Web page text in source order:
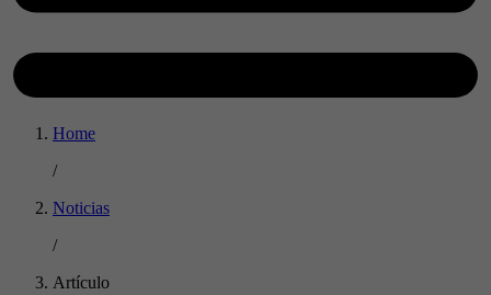
Home
/
Noticias
/
Artículo